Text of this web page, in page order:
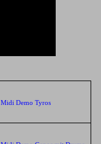
Midi Demo Tyros